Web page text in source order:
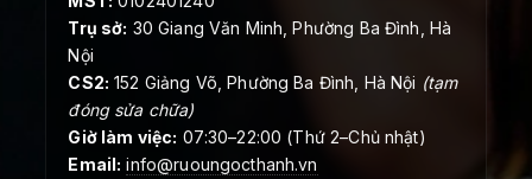
Trụ sở: 30 Giang Văn Minh, Phường Ba Đình, Hà
Nội
CS2: 152 Giảng Võ, Phường Ba Đình, Hà Nội (tạm
đóng sửa chữa)
Giờ làm việc: 07:30–22:00 (Thứ 2–Chủ nhật)
Email: info@ruoungocthanh.vn